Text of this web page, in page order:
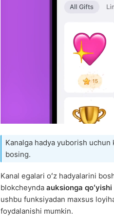
Kanalga hadya yuborish
bosing.
Kanal egalari oʻz hadyalarini
blokcheynda auksionga qoʻyishi
ushbu funksiyadan maxsus
foydalanishi mumkin.